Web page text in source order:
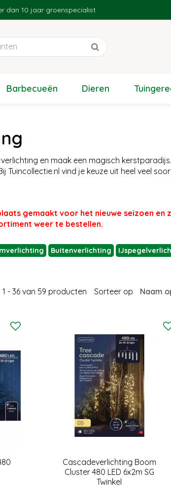
groenspecialist
Barbecueën Dieren
en maak een magisch
Tuincollectie.nl vind je keuze uit heel veel
gemaakt voor het nieuwe seizoen en
weer te bestellen.
Buitenverlichting
1 - 36 van 59 producten Sorteer op
Cascadeverlichting Boom
Cluster 480 LED 6x2m SG
Twinkel